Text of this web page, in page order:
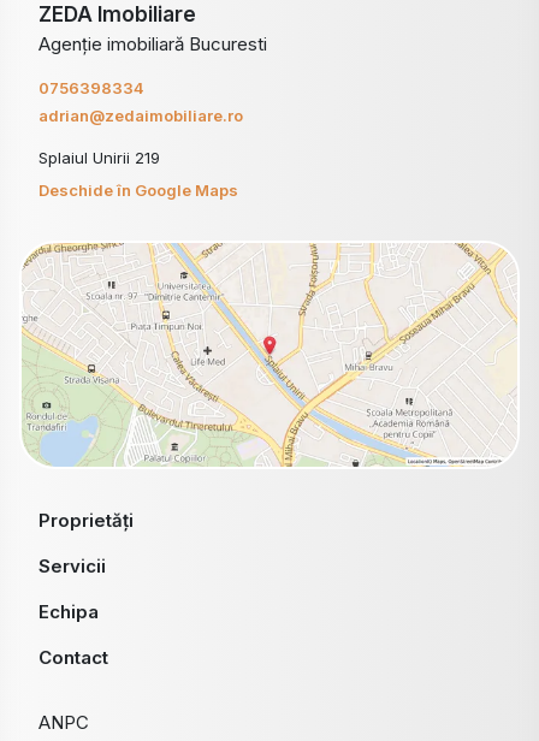
ZEDA Imobiliare
Agenție imobiliară Bucuresti
0756398334
adrian@zedaimobiliare.ro
Splaiul Unirii 219
Deschide în Google Maps
Proprietăți
Servicii
Echipa
Contact
ANPC